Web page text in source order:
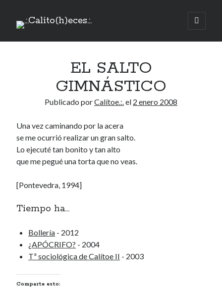
.:.Calito(h)eces.:.
abrir
menú
Barra
Mandi te lo pide
No compres, adopta
Tienen algo que decir:
Calítoe.:.enMI HÁMSTER
Calítoe.:.enMaría Gripe
Calítoe.:.enMaría Gripe
Daniela enMaría Gripe
EL SALTO
GIMNÁSTICO
Publicado porCalítoe.:.el 2 enero 2008
Una vez caminando por la acera
se me ocurrió realizar un gran salto.
Lo ejecuté tan bonito y tan alto
que me pegué una torta que no veas.
[Pontevedra, 1994]
Tiempo ha...
Bollería - 2012
¿APÓCRIFO? - 2004
Tª sociológica de Calítoe II - 2003
Comparte esto: